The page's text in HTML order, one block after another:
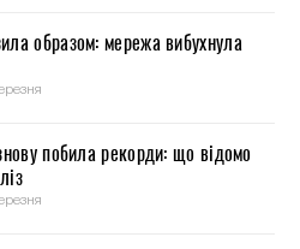
образом: мережа вибухнула
побила рекорди: що відомо